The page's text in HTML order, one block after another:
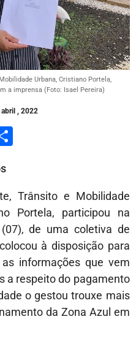
Urbana, Cristiano Portela,
a imprensa (Foto: Isael Pereira)
, 2022
Trânsito e Mobilidade
Portela, participou na
de uma coletiva de
à disposição para
informações que vem
a respeito do pagamento
o gestou trouxe mais
da Zona Azul em